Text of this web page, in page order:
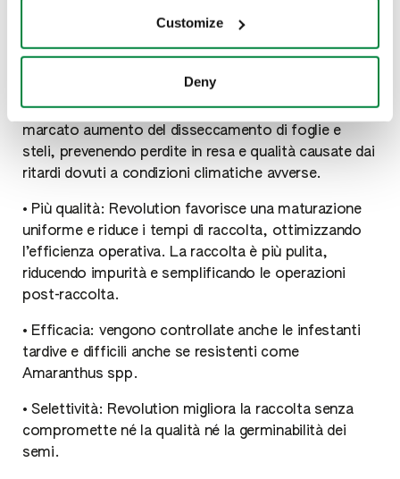
Customize
Deny
I vantaggi di Revolution
in sintesi
• Rapidità d’azione: in pochi giorni si osserva già un
marcato aumento del disseccamento di foglie e
steli, prevenendo perdite in resa e qualità causate dai
ritardi dovuti a condizioni climatiche avverse.
• Più qualità: Revolution favorisce una maturazione
uniforme e riduce i tempi di raccolta, ottimizzando
l’efficienza operativa. La raccolta è più pulita,
riducendo impurità e semplificando le operazioni
post-raccolta.
• Efficacia: vengono controllate anche le infestanti
tardive e difficili anche se resistenti come
Amaranthus spp.
• Selettività: Revolution migliora la raccolta senza
compromette né la qualità né la germinabilità dei
semi.